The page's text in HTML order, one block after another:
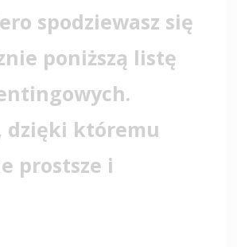
spodziewasz się
poniższą listę
dzięki któremu
prostsze i